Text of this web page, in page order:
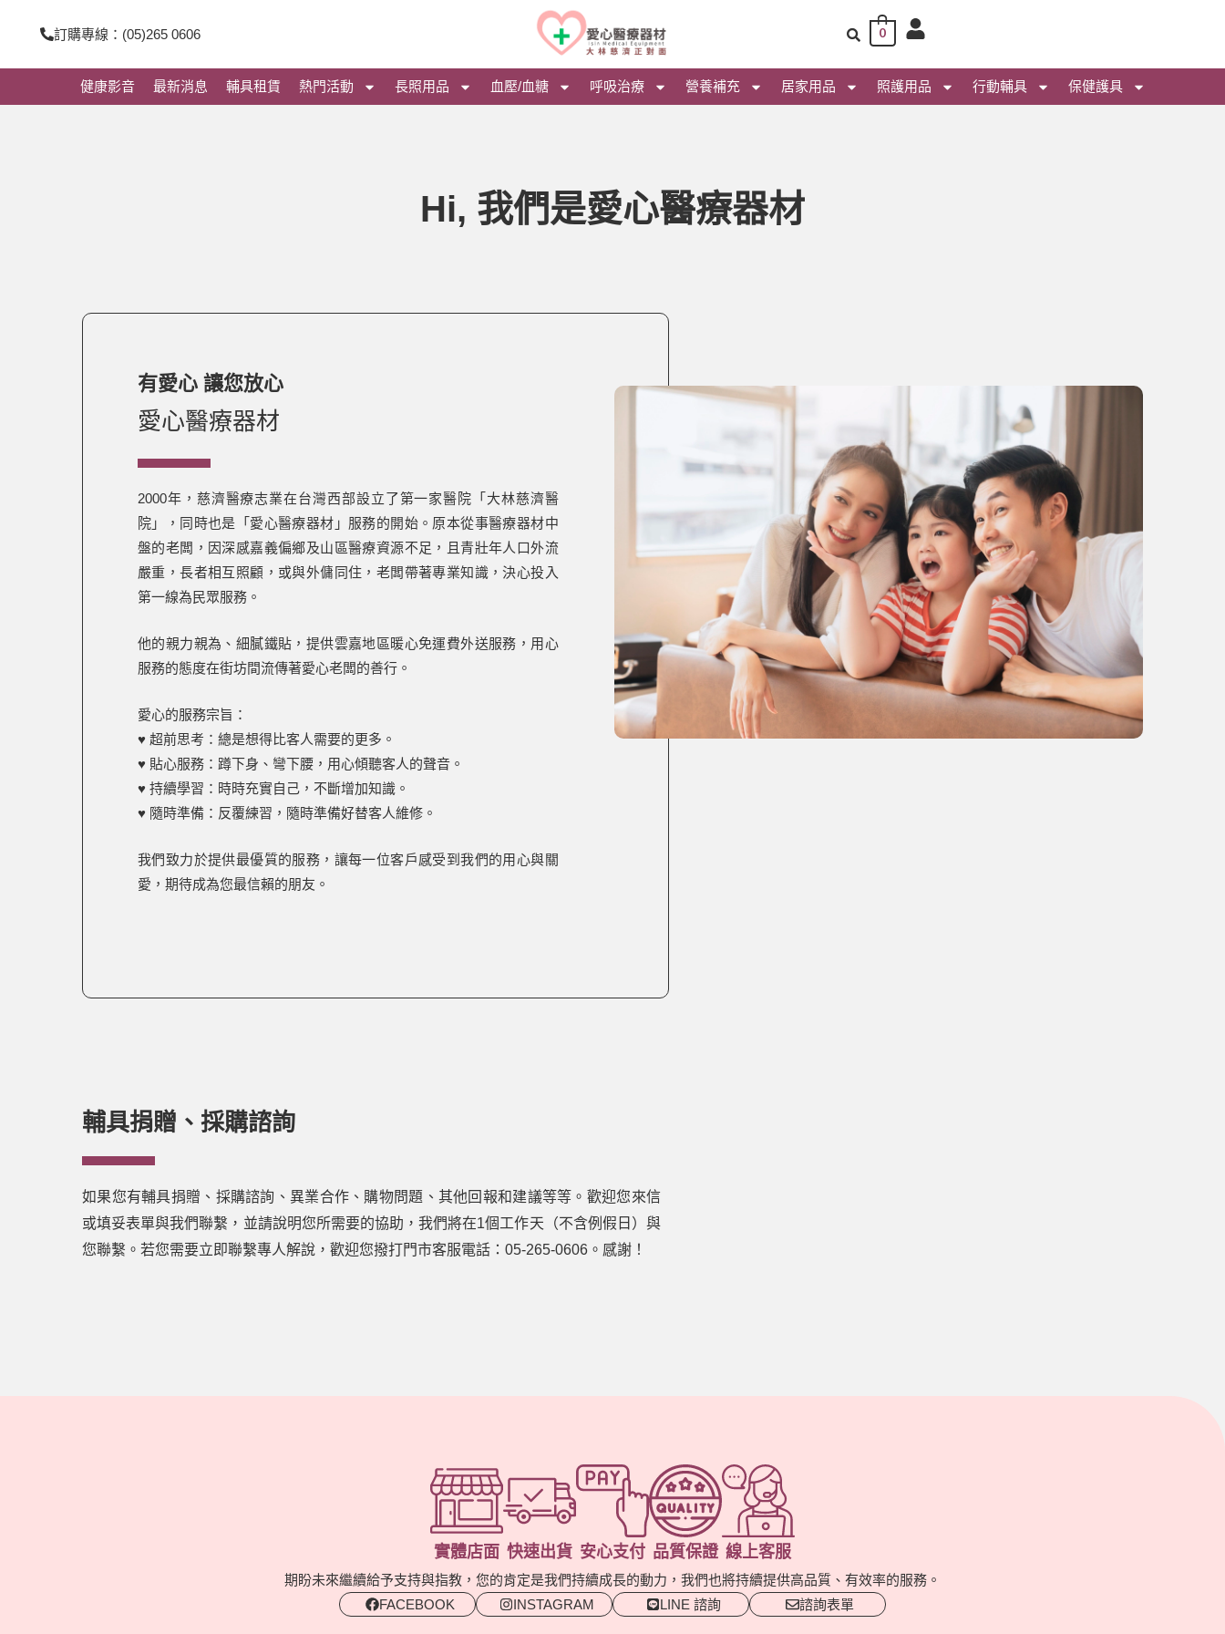
主
訂購專線：(05)265 0606 0
健康影音 最新消息 輔具租賃 熱門活動 長照用品 血壓/血糖 呼吸治療 營養補充 居家用品 照護用品 行動輔具 保健護具
Hi, 我們是愛心醫療器材
有愛心 讓您放心
愛心醫療器材
2000年，慈濟醫療志業在台灣西部設立了第一家醫院「大林慈濟醫
院」，同時也是「愛心醫療器材」服務的開始。原本從事醫療器材中
盤的老闆，因深感嘉義偏鄉及山區醫療資源不足，且青壯年人口外流
嚴重，長者相互照顧，或與外傭同住，老闆帶著專業知識，決心投入
第一線為民眾服務。
他的親力親為、細膩鐵貼，提供雲嘉地區暖心免運費外送服務，用心
服務的態度在街坊間流傳著愛心老闆的善行。
愛心的服務宗旨：
♥️ 超前思考：總是想得比客人需要的更多。
♥️ 貼心服務：蹲下身、彎下腰，用心傾聽客人的聲音。
♥️ 持續學習：時時充實自己，不斷增加知識。
♥️ 隨時準備：反覆練習，隨時準備好替客人維修。
我們致力於提供最優質的服務，讓每一位客戶感受到我們的用心與關
愛，期待成為您最信賴的朋友。
輔具捐贈、採購諮詢
如果您有輔具捐贈、採購諮詢、異業合作、購物問題、其他回報和建議等等。歡迎您來信
或填妥表單與我們聯繫，並請說明您所需要的協助，我們將在1個工作天（不含例假日）與
您聯繫。若您需要立即聯繫專人解說，歡迎您撥打門市客服電話：05-265-0606。感謝！
實體店面 快速出貨 安心支付 品質保證 線上客服
期盼未來繼續給予支持與指教，您的肯定是我們持續成長的動力，我們也將持續提供高品質、有效率的服務。
FACEBOOK
INSTAGRAM LINE 諮詢 諮詢表單